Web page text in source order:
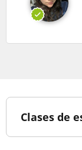
Clases de